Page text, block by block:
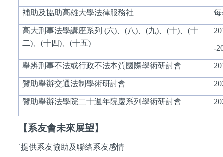
補助及協助高雄大學法律服務社 每
高大刑事法學講座系列 (六)、(八)、(九)、(十)、(十
二)、(十四)、(十五)
-
舉辨刑事不法或行政不法本質國際學術研討會
贊助舉辦交通法制學術研討會
贊助舉辦法學院二十週年院慶系列學術研討會
【系友會未來展望】
˙提供系友協助及聯絡系友感情